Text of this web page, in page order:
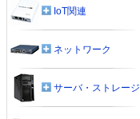
IoT関連
ネットワーク
サーバ・ストレージ